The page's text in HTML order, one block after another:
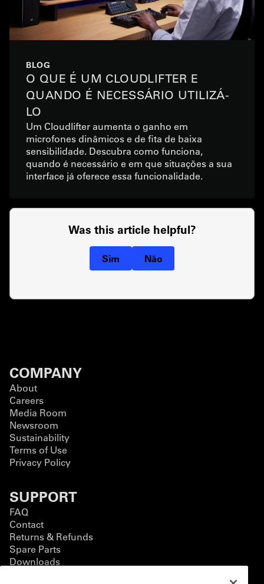
BLOG
O QUE É UM CLOUDLIFTER E
QUANDO É NECESSÁRIO UTILIZÁ-
LO
Um Cloudlifter aumenta o ganho em
microfones dinâmicos e de fita de baixa
sensibilidade. Descubra como funciona,
quando é necessário e em que situações a sua
interface já oferece essa funcionalidade.
Was this article helpful?
Sim Não
COMPANY
About
Careers
Media Room
Newsroom
Sustainability
Terms of Use
Privacy Policy
SUPPORT
FAQ
Contact
Returns & Refunds
Spare Parts
Downloads